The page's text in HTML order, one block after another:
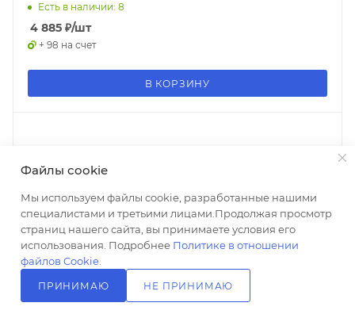
Есть в наличии: 8
4 885 ₽/шт
+ 98 на счет
В КОРЗИНУ
Файлы cookie
Мы используем файлы cookie, разработанные нашими
специалистами и третьими лицами.Продолжая просмотр
страниц нашего сайта, вы принимаете условия его
использования. Подробнее Политике в отношении
файлов Cookie
ПРИНИМАЮ НЕ ПРИНИМАЮ